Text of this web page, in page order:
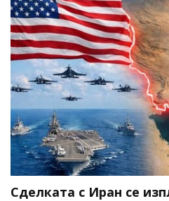
Сделката с Иран се